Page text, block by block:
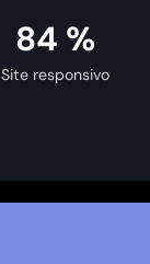
100 %
Site responsivo